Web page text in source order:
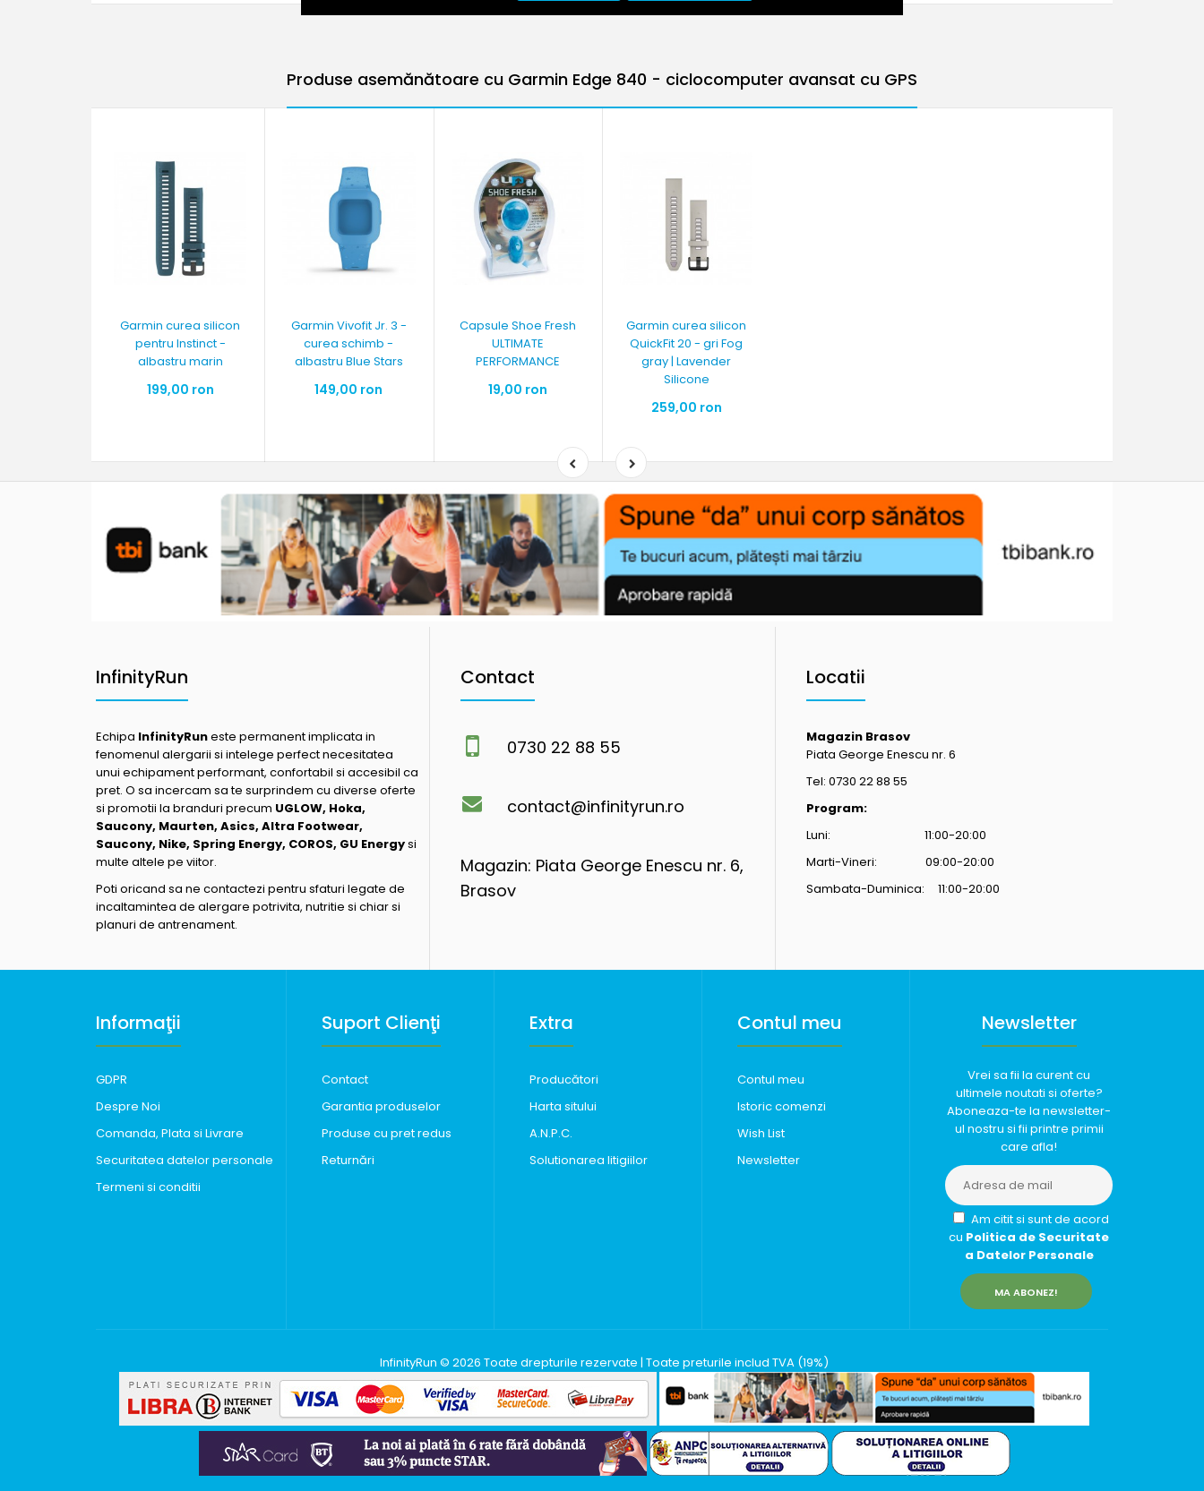
Produse asemănătoare cu Garmin Edge 840 - ciclocomputer avansat cu GPS
Garmin curea silicon
pentru Instinct -
albastru marin
199,00 ron
Garmin Vivofit Jr. 3 -
curea schimb -
albastru Blue Stars
149,00 ron
Capsule Shoe Fresh
ULTIMATE
PERFORMANCE
19,00 ron
Garmin curea silicon
QuickFit 20 - gri Fog
gray | Lavender
Silicone
259,00 ron
InfinityRun
Echipa InfinityRuneste permanent implicata in
fenomenul alergarii si intelege perfect necesitatea
unui echipament performant, confortabil si accesibil ca
pret. O sa incercam sa te surprindem cu diverse oferte
si promotii la branduri precum UGLOW, Hoka,
Saucony, Maurten, Asics, Altra Footwear,
Saucony, Nike, Spring Energy, COROS, GU Energysi
multe altele pe viitor.
Poti oricand sa ne contactezi pentru sfaturi legate de
incaltamintea de alergare potrivita, nutritie si chiar si
planuri de antrenament.
Contact
0730 22 88 55
contact@infinityrun.ro
Magazin: Piata George Enescu nr. 6,
Brasov
Locatii
Magazin Brasov
Piata George Enescu nr. 6
Tel: 0730 22 88 55
Program:
Luni: 11:00-20:00
Marti-Vineri: 09:00-20:00
Sambata-Duminica: 11:00-20:00
Informaţii
GDPR
Despre Noi
Comanda, Plata si Livrare
Securitatea datelor personale
Termeni si conditii
Suport Clienţi
Contact
Garantia produselor
Produse cu pret redus
Returnări
Extra
Producători
Harta sitului
A.N.P.C.
Solutionarea litigiilor
Contul meu
Contul meu
Istoric comenzi
Wish List
Newsletter
Newsletter
Vrei sa fii la curent cu
ultimele noutati si oferte?
Aboneaza-te la newsletter-
ul nostru si fii printre primii
care afla!
Am citit si sunt de acord
cu Politica de Securitate
a Datelor Personale
MA ABONEZ!
InfinityRun © 2026 Toate drepturile rezervate | Toate preturile includ TVA (19%)